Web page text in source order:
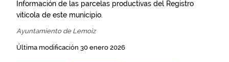
Información de las parcelas productivas del Registro
vitícola de este municipio.
Ayuntamiento de Lemoiz
Última modificación 30 enero 2026